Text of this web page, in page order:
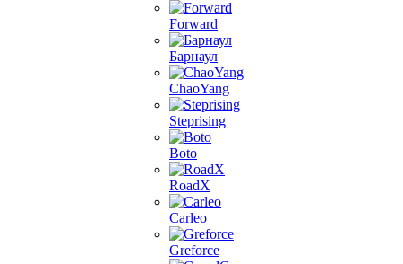
Forward
Барнаул
ChaoYang
Steprising
Boto
RoadX
Carleo
Greforce